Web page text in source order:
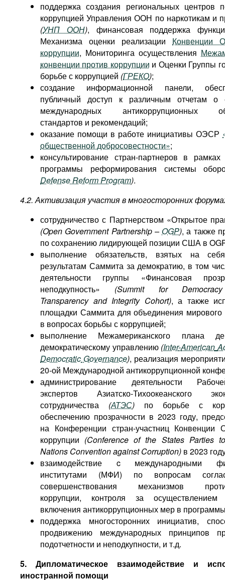
поддержка создания региональных центров
коррупцией Управления ООН по наркотикам и
(УНП ООН), финансовая поддержка
Механизма оценки реализации Конвенции
коррупции, Мониторинга осуществления
конвенции против коррупции и Оценки Группы
борьбе с коррупцией (ГРЕКО);
создание информационной панели,
публичный доступ к различным отчетам о
международных антикоррупционных
стандартов и рекомендаций;
оказание помощи в работе инициативы ОЭСР
общественной добросовестности»;
консультирование стран-партнеров в рамках
программы реформирования системы
Defense Reform Program).
4.2. Активизация участия в многосторонних
сотрудничество с Партнерством «Открытое
(Open Government Partnership – OGP), а также
по сохранению лидирующей позиции США в
выполнение обязательств, взятых на
результатам Саммита за демократию, в том
деятельности группы «Финансовая
неподкупность» (Summit for
Transparency and Integrity Cohort), а также
площадки Саммита для объединения мирового
в вопросах борьбы с коррупцией;
выполнение Межамериканского плана
демократическому управлению (Inter-American
Democratic Governance), реализация
20-ой Международной антикоррупционной
администрирование деятельности
экспертов Азиатско-Тихоокеанского
сотрудничества (АТЭС) по борьбе с
обеспечению прозрачности в 2023 году,
на Конференции стран-участниц Конвенции
коррупции (Conference of the States Parties
Nations Convention against Corruption) в 2023
взаимодействие c международными
институтами (МФИ) по вопросам
совершенствования механизмов
коррупции, контроля за
включения антикоррупционных мер в
поддержка многосторонних инициатив,
продвижению международных принципов
подотчетности и неподкупности, и т.д.
5. Дипломатическое взаимодействие и
иностранной помощи